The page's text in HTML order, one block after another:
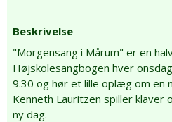
Beskrivelse
"Morgensang i Mårum" er en
Højskolesangbogen hver
9.30 og hør et lille oplæg om en
Kenneth Lauritzen spiller klaver
ny dag.